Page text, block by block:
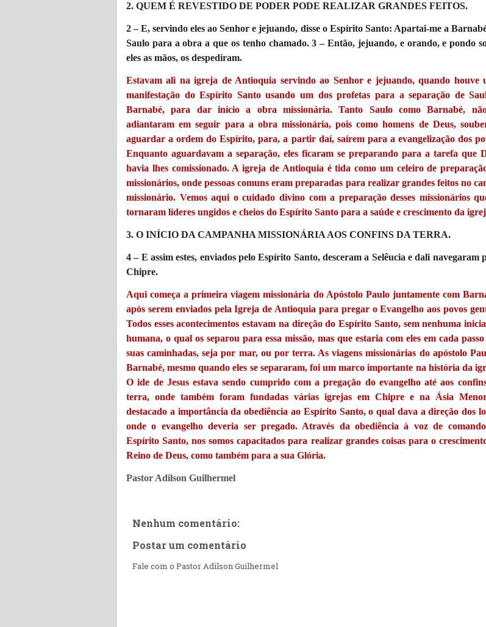
2. QUEM É REVESTIDO DE PODER PODE REALIZAR GRANDES FEITOS.
2 – E, servindo eles ao Senhor e jejuando, disse o Espírito Santo: Apartai-me a
Saulo para a obra a que os tenho chamado. 3 – Então, jejuando, e orando, e pondo
eles as mãos, os despediram.
Estavam ali na igreja de Antioquia servindo ao Senhor e jejuando, quando houve
manifestação do Espírito Santo usando um dos profetas para a separação de
Barnabé, para dar início a obra missionária. Tanto Saulo como Barnabé,
adiantaram em seguir para a obra missionária, pois como homens de Deus,
aguardar a ordem do Espírito, para, a partir daí, saírem para a evangelização dos
Enquanto aguardavam a separação, eles ficaram se preparando para a tarefa que
havia lhes comissionado. A igreja de Antioquia é tida como um celeiro de
missionários, onde pessoas comuns eram preparadas para realizar grandes feitos no
missionário. Vemos aqui o cuidado divino com a preparação desses missionários
tornaram líderes ungidos e cheios do Espírito Santo para a saúde e crescimento da
3. O INÍCIO DA CAMPANHA MISSIONÁRIA AOS CONFINS DA TERRA.
4 – E assim estes, enviados pelo Espírito Santo, desceram a Selêucia e dali navegaram
Chipre.
Aqui começa a primeira viagem missionária do Apóstolo Paulo juntamente com
após serem enviados pela Igreja de Antioquia para pregar o Evangelho aos povos
Todos esses acontecimentos estavam na direção do Espírito Santo, sem nenhuma
humana, o qual os separou para essa missão, mas que estaria com eles em cada passo
suas caminhadas, seja por mar, ou por terra. As viagens missionárias do apóstolo
Barnabé, mesmo quando eles se separaram, foi um marco importante na história da
O ide de Jesus estava sendo cumprido com a pregação do evangelho até aos
terra, onde também foram fundadas várias igrejas em Chipre e na Ásia
destacado a importância da obediência ao Espírito Santo, o qual dava a direção dos
onde o evangelho deveria ser pregado. Através da obediência à voz de
Espírito Santo, nos somos capacitados para realizar grandes coisas para o
Reino de Deus, como também para a sua Glória.
Pastor Adilson Guilhermel
Nenhum comentário:
Postar um comentário
Fale com o Pastor Adilson Guilhermel